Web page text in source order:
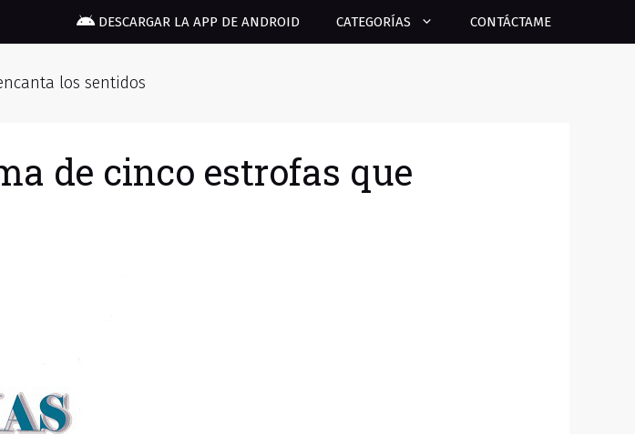
DESCARGAR LA APP DE ANDROID CATEGORÍAS CONTÁCTAME
los sentidos
de cinco estrofas que